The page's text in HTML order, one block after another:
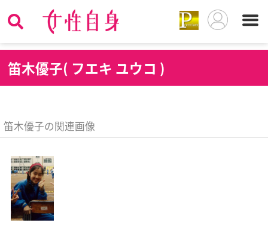
笛木優子( フエキ ユウコ )
笛木優子の関連画像